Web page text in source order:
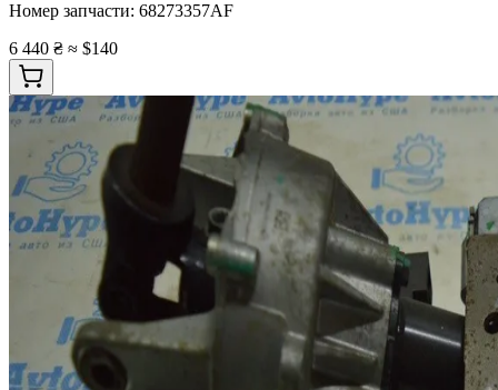
Номер запчасти: 68273357AF
6 440 ₴ ≈ $140